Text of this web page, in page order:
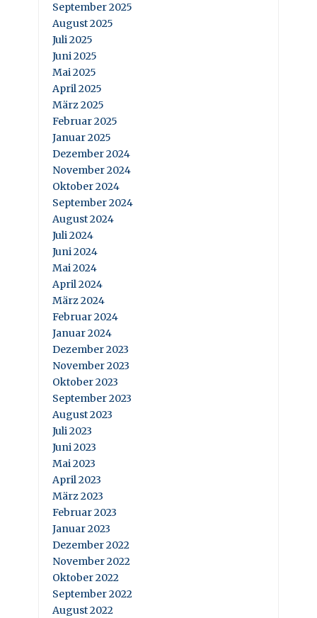
September 2025
August 2025
Juli 2025
Juni 2025
Mai 2025
April 2025
März 2025
Februar 2025
Januar 2025
Dezember 2024
November 2024
Oktober 2024
September 2024
August 2024
Juli 2024
Juni 2024
Mai 2024
April 2024
März 2024
Februar 2024
Januar 2024
Dezember 2023
November 2023
Oktober 2023
September 2023
August 2023
Juli 2023
Juni 2023
Mai 2023
April 2023
März 2023
Februar 2023
Januar 2023
Dezember 2022
November 2022
Oktober 2022
September 2022
August 2022